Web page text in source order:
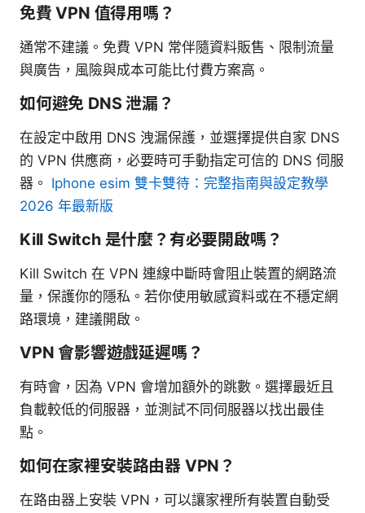
免費 VPN 值得用嗎？
通常不建議。免費 VPN 常伴隨資料販售、限制流量
與廣告，風險與成本可能比付費方案高。
如何避免 DNS 泄漏？
在設定中啟用 DNS 洩漏保護，並選擇提供自家 DNS
的 VPN 供應商，必要時可手動指定可信的 DNS 伺服
器。 Iphone esim 雙卡雙待：完整指南與設定教學
2026 年最新版
Kill Switch 是什麼？有必要開啟嗎？
Kill Switch 在 VPN 連線中斷時會阻止裝置的網路流
量，保護你的隱私。若你使用敏感資料或在不穩定網
路環境，建議開啟。
VPN 會影響遊戲延遲嗎？
有時會，因為 VPN 會增加額外的跳數。選擇最近且
負載較低的伺服器，並測試不同伺服器以找出最佳
點。
如何在家裡安裝路由器 VPN？
在路由器上安裝 VPN，可以讓家裡所有裝置自動受